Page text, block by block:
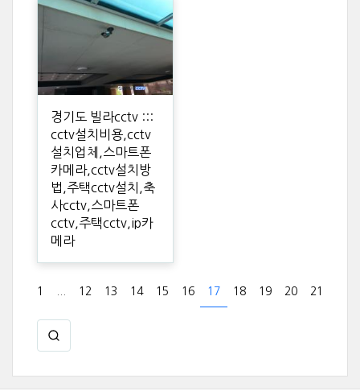
경기도 빌라cctv :::
cctv설치비용,cctv
설치업체,스마트폰
카메라,cctv설치방
법,주택cctv설치,축
사cctv,스마트폰
cctv,주택cctv,ip카
메라
1 12 13 14 15 16 17 18 19 20 21